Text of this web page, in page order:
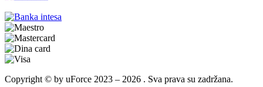
Copyright © by uForce 2023 – 2026 . Sva prava su zadržana.